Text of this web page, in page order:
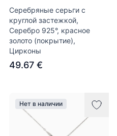
Серебряные серьги с
круглой застежкой,
Серебро 925°, красное
золото (покрытие),
Цирконы
49.67 €
Нет в наличии